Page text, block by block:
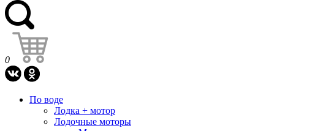
0
По воде
Лодка + мотор
Лодочные моторы